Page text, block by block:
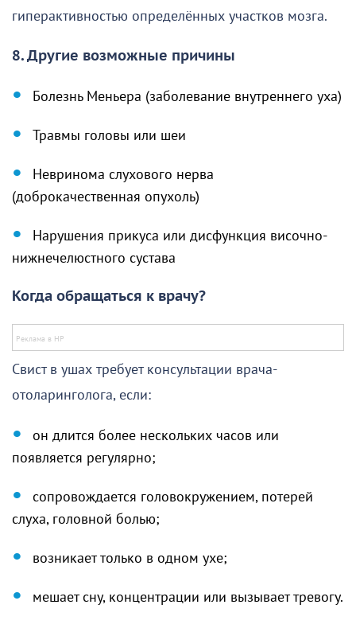
гиперактивностью определённых участков мозга.
8. Другие возможные причины
Болезнь Меньера (заболевание внутреннего уха)
Травмы головы или шеи
Невринома слухового нерва
(доброкачественная опухоль)
Нарушения прикуса или дисфункция височно-
нижнечелюстного сустава
Когда обращаться к врачу?
Свист в ушах требует консультации врача-
отоларинголога, если:
он длится более нескольких часов или
появляется регулярно;
сопровождается головокружением, потерей
слуха, головной болью;
возникает только в одном ухе;
мешает сну, концентрации или вызывает тревогу.